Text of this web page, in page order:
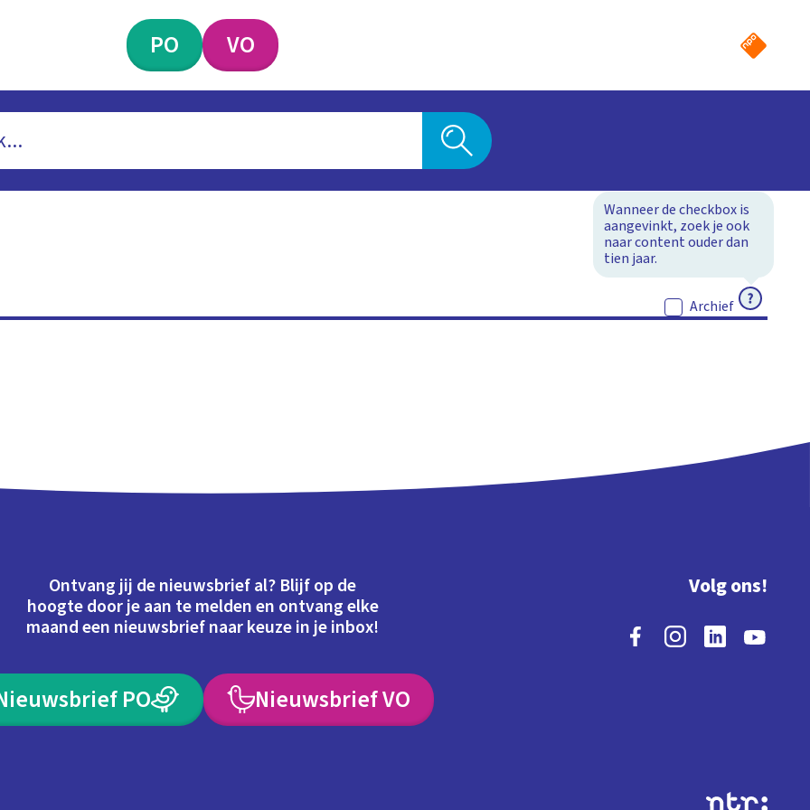
PO VO
Archief
Wanneer de checkbox is
aangevinkt, zoek je ook
naar content ouder dan
tien jaar.
Ontvang jij de nieuwsbrief al? Blijf op de
hoogte door je aan te melden en ontvang elke
maand een nieuwsbrief naar keuze in je inbox!
PO Nieuwsbrief VO
Volg ons!